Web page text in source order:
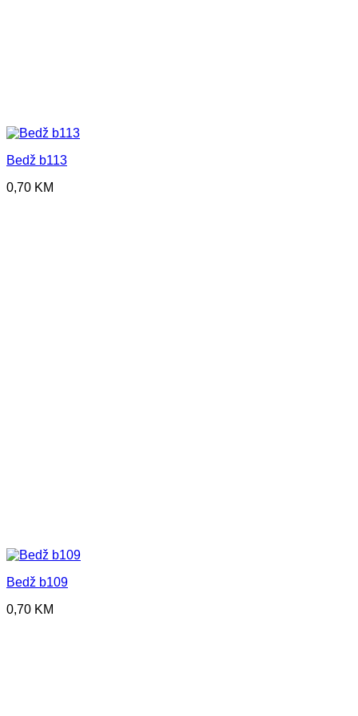
Bedž b113
0,70 KM
Bedž b109
0,70 KM